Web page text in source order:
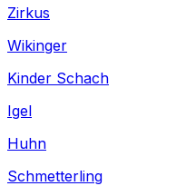
Zirkus
Wikinger
Kinder Schach
Igel
Huhn
Schmetterling